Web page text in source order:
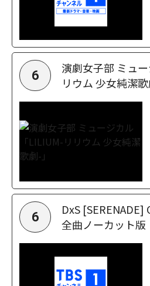
6
演劇女子部 ミュ
リウム 少女純潔歌
6
DxS [SERENADE]
全曲ノーカット版